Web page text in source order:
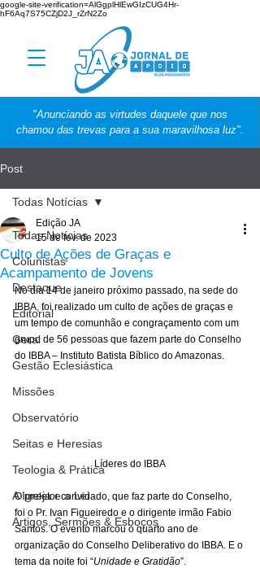
google-site-verification=AlGgplHlEwGIzCUG4Hr-
hF6Aq7S75CZjD2J_rZrN2Zo
"Anunciando as virtudes daquele que nos
chamou das trevas para a sua maravilhosa luz".
Post
Todas Notícias
Colunistas
Destaque
Editorial
Geral
Gestão Eclesiástica
Missões
Observatório
Seitas e Heresias
Teologia & Prática
A Igreja e a Lei
Artigos, Sermões & Esboços
Todas Notícias
Culto de Ações de Graças e
Acampamento de Jovens
Edição JA
15 de fev. de 2023
No dia 14 de janeiro próximo passado, na sede do
IBBA, foi realizado um culto de ações de graças e
um tempo de comunhão e congraçamento com um
grupo de 56 pessoas que fazem parte do Conselho
do IBBA – Instituto Batista Bíblico do Amazonas.
Líderes do IBBA
O preletor convidado, que faz parte do Conselho,
foi o Pr. Ivan Figueiredo e o dirigente irmão Fabio
Santos. O evento marcou o quarto ano de
organização do Conselho Deliberativo do IBBA. E o
tema da noite foi “Unidade e Gratidão”.